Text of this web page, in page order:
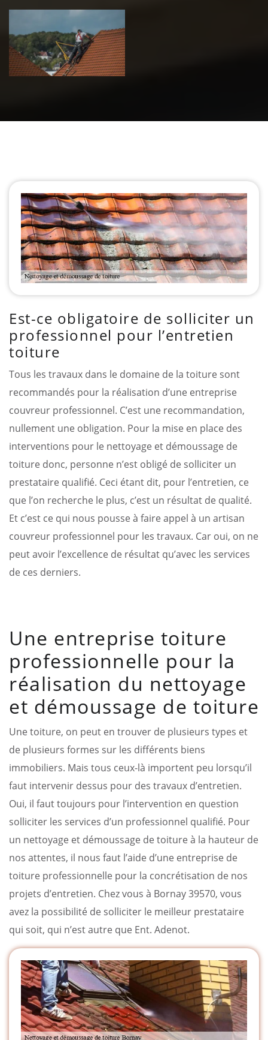
Urgence fuite
de toiture 39
Jura
Est-ce obligatoire de solliciter un
professionnel pour l’entretien
toiture
Tous les travaux dans le domaine de la toiture sont
recommandés pour la réalisation d’une entreprise
couvreur professionnel. C’est une recommandation,
nullement une obligation. Pour la mise en place des
interventions pour le nettoyage et démoussage de
toiture donc, personne n’est obligé de solliciter un
prestataire qualifié. Ceci étant dit, pour l’entretien, ce
que l’on recherche le plus, c’est un résultat de qualité.
Et c’est ce qui nous pousse à faire appel à un artisan
couvreur professionnel pour les travaux. Car oui, on ne
peut avoir l’excellence de résultat qu’avec les services
de ces derniers.
Une entreprise toiture
professionnelle pour la
réalisation du nettoyage
et démoussage de toiture
Une toiture, on peut en trouver de plusieurs types et
de plusieurs formes sur les différents biens
immobiliers. Mais tous ceux-là importent peu lorsqu’il
faut intervenir dessus pour des travaux d’entretien.
Oui, il faut toujours pour l’intervention en question
solliciter les services d’un professionnel qualifié. Pour
un nettoyage et démoussage de toiture à la hauteur de
nos attentes, il nous faut l’aide d’une entreprise de
toiture professionnelle pour la concrétisation de nos
projets d’entretien. Chez vous à Bornay 39570, vous
avez la possibilité de solliciter le meilleur prestataire
qui soit, qui n’est autre que Ent. Adenot.